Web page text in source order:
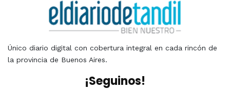
Único diario digital con cobertura integral en cada rincón de
la provincia de Buenos Aires.
¡Seguinos!